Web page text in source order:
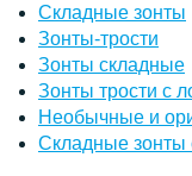
Складные зонты
Зонты-трости
Зонты складные
Зонты трости с
Необычные и
Складные зонты